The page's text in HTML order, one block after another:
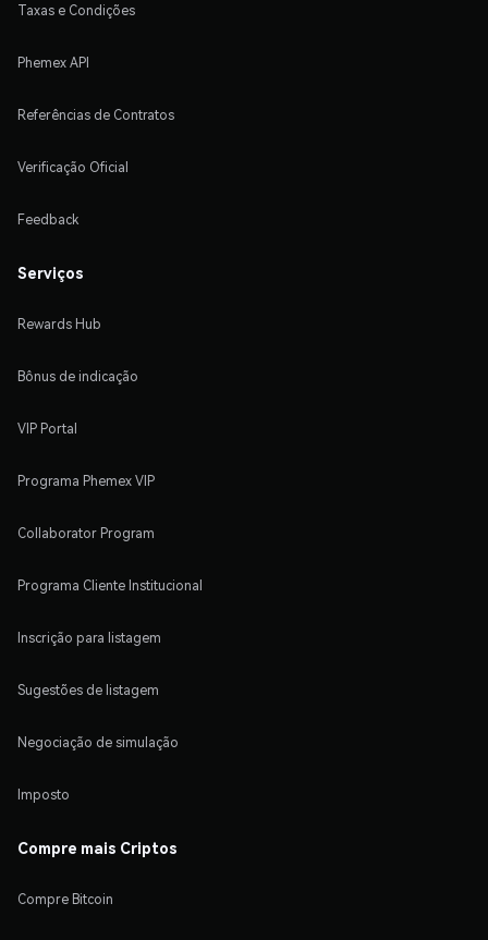
Taxas e Condições
Phemex API
Referências de Contratos
Verificação Oficial
Feedback
Serviços
Rewards Hub
Bônus de indicação
VIP Portal
Programa Phemex VIP
Collaborator Program
Programa Cliente Institucional
Inscrição para listagem
Sugestões de listagem
Negociação de simulação
Imposto
Compre mais Criptos
Compre Bitcoin